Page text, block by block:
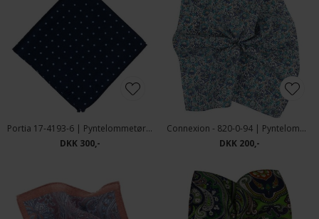
Portia 17-4193-6 | Pyntelommetørklæde Prikket
DKK 300,-
Connexion - 820-0-94 | Pyntelommetørklæde Blå
DKK 200,-